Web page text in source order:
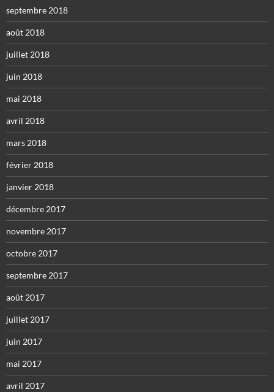
septembre 2018
août 2018
juillet 2018
juin 2018
mai 2018
avril 2018
mars 2018
février 2018
janvier 2018
décembre 2017
novembre 2017
octobre 2017
septembre 2017
août 2017
juillet 2017
juin 2017
mai 2017
avril 2017